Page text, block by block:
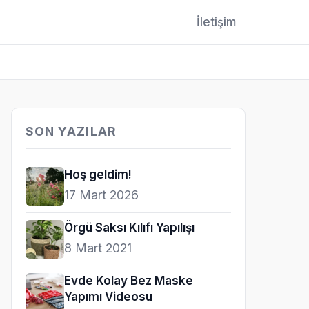
İletişim
SON YAZILAR
Hoş geldim!
17 Mart 2026
Örgü Saksı Kılıfı Yapılışı
8 Mart 2021
Evde Kolay Bez Maske
Yapımı Videosu